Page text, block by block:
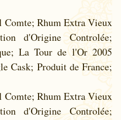
Comte; Rhum Extra Vieux
d'Origine Controlée;
La Tour de l'Or 2005
Cask; Produit de France;
Comte; Rhum Extra Vieux
d'Origine Controlée;